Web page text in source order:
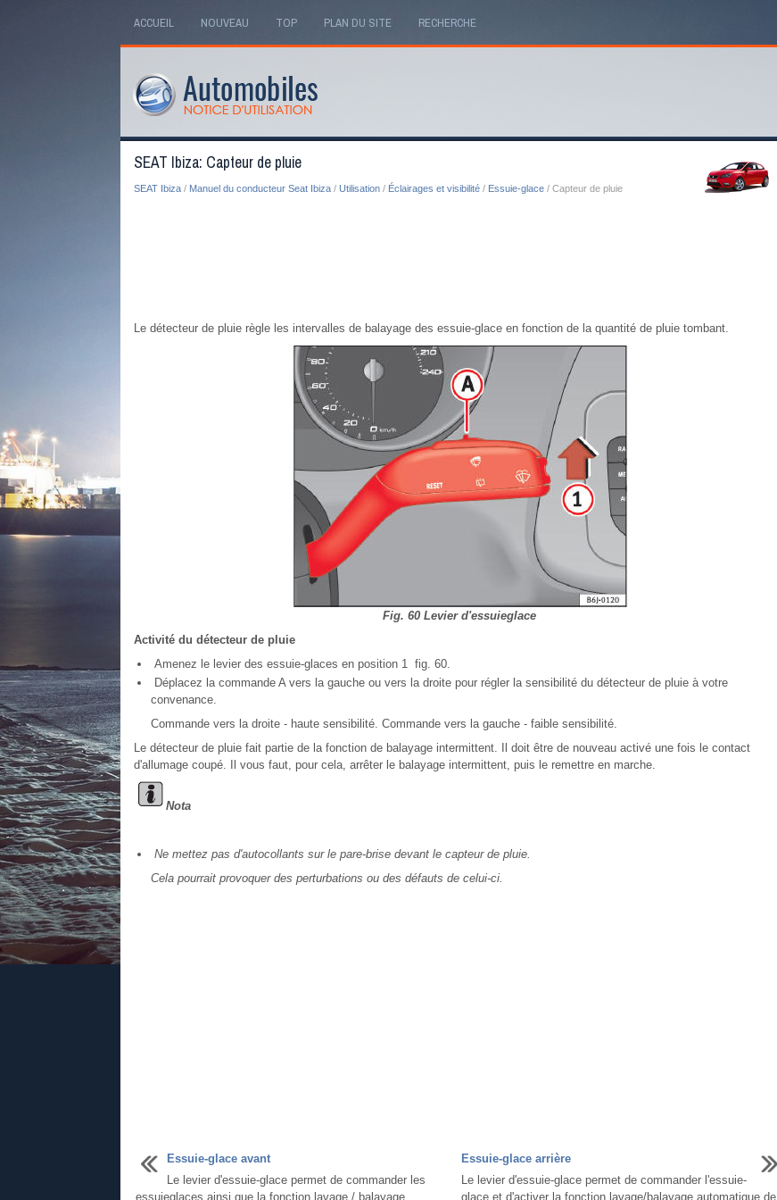
ACCUEIL NOUVEAU TOP PLAN DU SITE RECHERCHE
SEAT Ibiza: Capteur de pluie
SEAT Ibiza/ Manuel du conducteur Seat Ibiza/ Utilisation/ Éclairages et visibilité/ Essuie-glace/ Capteur de pluie
Le détecteur de pluie règle les intervalles de balayage des essuie-glace en fonction de la quantité de pluie tombant.
Fig. 60 Levier d'essuieglace
Activité du détecteur de pluie
Amenez le levier des essuie-glaces en position 1 fig. 60.
Déplacez la commande A vers la gauche ou vers la droite pour régler la sensibilité du détecteur de pluie à votre
convenance.
Commande vers la droite - haute sensibilité. Commande vers la gauche - faible sensibilité.
Le détecteur de pluie fait partie de la fonction de balayage intermittent. Il doit être de nouveau activé une fois le contact
d'allumage coupé. Il vous faut, pour cela, arrêter le balayage intermittent, puis le remettre en marche.
Nota
Ne mettez pas d'autocollants sur le pare-brise devant le capteur de pluie.
Cela pourrait provoquer des perturbations ou des défauts de celui-ci.
Essuie-glace avant
Le levier d'essuie-glace permet de commander les
essuieglaces ainsi que la fonction lavage / balayage
Essuie-glace arrière
Le levier d'essuie-glace permet de commander l'essuie-
glace et d'activer la fonction lavage/balayage automatique de